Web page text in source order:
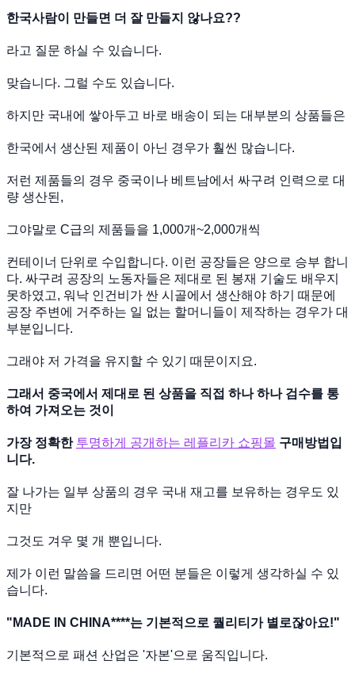
한국사람이 만들면 더 잘 만들지 않나요??
라고 질문 하실 수 있습니다.
맞습니다. 그럴 수도 있습니다.
하지만 국내에 쌓아두고 바로 배송이 되는 대부분의 상품들은
한국에서 생산된 제품이 아닌 경우가 훨씬 많습니다.
저런 제품들의 경우 중국이나 베트남에서 싸구려 인력으로 대
량 생산된,
그야말로 C급의 제품들을 1,000개~2,000개씩
컨테이너 단위로 수입합니다. 이런 공장들은 양으로 승부 합니
다. 싸구려 공장의 노동자들은 제대로 된 봉재 기술도 배우지
못하였고, 워낙 인건비가 싼 시골에서 생산해야 하기 때문에
공장 주변에 거주하는 일 없는 할머니들이 제작하는 경우가 대
부분입니다.
그래야 저 가격을 유지할 수 있기 때문이지요.
그래서 중국에서 제대로 된 상품을 직접 하나 하나 검수를 통
하여 가져오는 것이
가장 정확한 투명하게 공개하는 레플리카 쇼핑몰 구매방법입
니다.
잘 나가는 일부 상품의 경우 국내 재고를 보유하는 경우도 있
지만
그것도 겨우 몇 개 뿐입니다.
제가 이런 말씀을 드리면 어떤 분들은 이렇게 생각하실 수 있
습니다.
"MADE IN CHINA****는 기본적으로 퀄리티가 별로잖아요!"
기본적으로 패션 산업은 '자본'으로 움직입니다.